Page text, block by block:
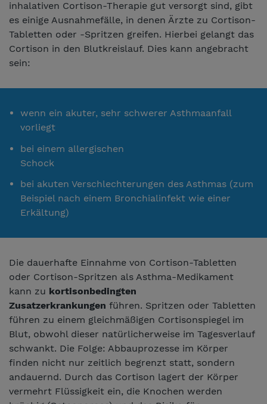
inhalativen Cortison-Therapie gut versorgt sind, gibt
es einige Ausnahmefälle, in denen Ärzte zu Cortison-
Tabletten oder -Spritzen greifen. Hierbei gelangt das
Cortison in den Blutkreislauf. Dies kann angebracht
sein:
wenn ein akuter, sehr schwerer Asthmaanfall
vorliegt
bei einem allergischen
Schock
bei akuten Verschlechterungen des Asthmas (zum
Beispiel nach einem Bronchialinfekt wie einer
Erkältung)
Die dauerhafte Einnahme von Cortison-Tabletten
oder Cortison-Spritzen als Asthma-Medikament
kann zu kortisonbedingten
Zusatzerkrankungen führen. Spritzen oder Tabletten
führen zu einem gleichmäßigen Cortisonspiegel im
Blut, obwohl dieser natürlicherweise im Tagesverlauf
schwankt. Die Folge: Abbauprozesse im Körper
finden nicht nur zeitlich begrenzt statt, sondern
andauernd. Durch das Cortison lagert der Körper
vermehrt Flüssigkeit ein, die Knochen werden